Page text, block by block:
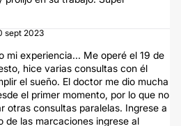
sept 2023
mi experiencia... Me operé el 19 de
hice varias consultas con él
el sueño. El doctor me dio mucha
el primer momento, por lo que no
otras consultas paralelas. Ingrese a
de las marcaciones ingrese al